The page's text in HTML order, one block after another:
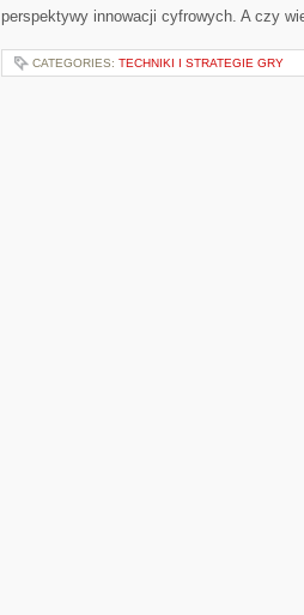
perspektywy innowacji cyfrowych. A czy
CATEGORIES: TECHNIKI I STRATEGIE GRY